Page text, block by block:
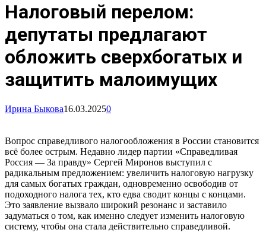
Налоговый перелом:
депутаты предлагают
обложить сверхбогатых и
защитить малоимущих
Ирина Быкова16.03.20250
Вопрос справедливого налогообложения в России становится
всё более острым. Недавно лидер партии «Справедливая
Россия — За правду» Сергей Миронов выступил с
радикальным предложением: увеличить налоговую нагрузку
для самых богатых граждан, одновременно освободив от
подоходного налога тех, кто едва сводит концы с концами.
Это заявление вызвало широкий резонанс и заставило
задуматься о том, как именно следует изменить налоговую
систему, чтобы она стала действительно справедливой.